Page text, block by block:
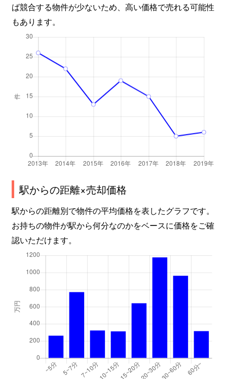
ば競合する物件が少ないため、高い価格で売れる可能性
もあります。
駅からの距離×売却価格
駅からの距離別で物件の平均価格を表したグラフです。
お持ちの物件が駅から何分なのかをベースに価格をご確
認いただけます。